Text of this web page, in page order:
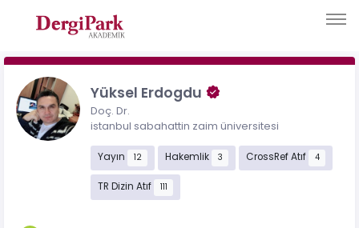
Yüksel Erdogdu
Doç. Dr.
istanbul sabahattin zaim üniversitesi
Yayın 12 Hakemlik 3 CrossRef Atıf 4
TR Dizin Atıf 111